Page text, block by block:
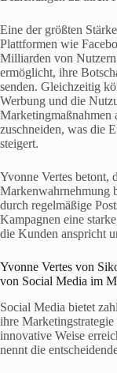
Eine der größten
Plattformen wie
Milliarden von
ermöglicht, ihre
senden. Gleichzeitig
Werbung und die
Marketingmaßnahmen
zuschneiden, was die
steigert.
Yvonne Vertes betont,
Markenwahrnehmung
durch regelmäßige
Kampagnen eine
die Kunden anspricht
Yvonne Vertes von
von Social Media im
Social Media bietet
ihre
innovative Weise
nennt die